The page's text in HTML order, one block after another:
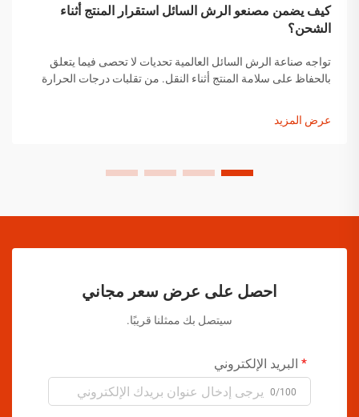
كيف يضمن مصنعو الرش السائل استقرار المنتج أثناء
الشحن؟
تواجه صناعة الرش السائل العالمية تحديات لا تحصى فيما يتعلق
بالحفاظ على سلامة المنتج أثناء النقل. من تقلبات درجات الحرارة
عرض المزيد
احصل على عرض سعر مجاني
سيتصل بك ممثلنا قريبًا.
البريد الإلكتروني
0/100